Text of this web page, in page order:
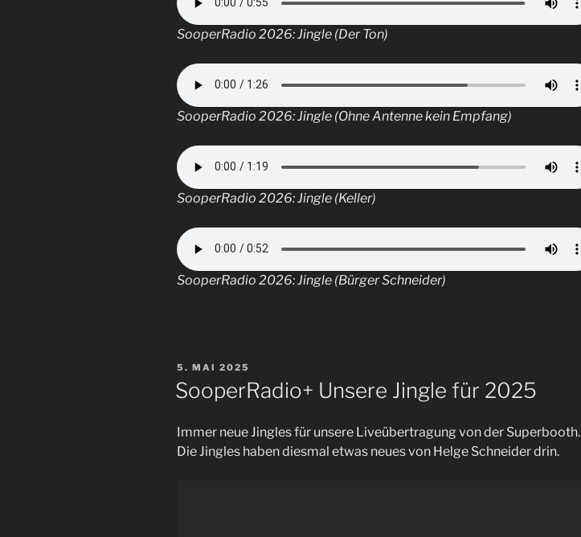
SooperRadio 2026: Jingle (Der Ton)
SooperRadio 2026: Jingle (Ohne Antenne kein Empfang)
SooperRadio 2026: Jingle (Keller)
SooperRadio 2026: Jingle (Bürger Schneider)
VERÖFFENTLICHT
AM
5. MAI 2025
SooperRadio+ Unsere Jingle für 2025
Immer neue Jingles für unsere Liveübertragung von der Superbooth.
Die Jingles haben diesmal etwas neues von Helge Schneider drin.